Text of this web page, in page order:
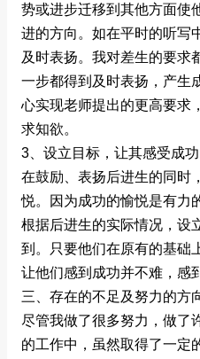
势或进步迁移到其他方面使
进的方向。如在平时的听写
及时表扬。我对差生的要求
一步都得到及时表扬，产生
心实现老师提出的更高要求
求知欲。
3、设立目标，让其感受成功
在鼓励、表扬后进生的同时
悦。因为成功的愉悦是有力
根据后进生的实际情况，设
到。只要他们在原有的基础
让他们感到成功并不难，感
三、存在的不足及努力的方
尽管我做了很多努力，做了
的工作中，虽然取得了一定